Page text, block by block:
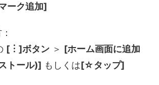
ーク追加]
[︙]ボタン ＞ [ホーム画面に追加
トール)] もしくは[☆タップ]